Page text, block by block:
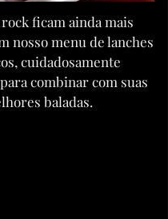
ficam ainda mais
nosso menu de lanches
cuidadosamente
combinar com suas
baladas.